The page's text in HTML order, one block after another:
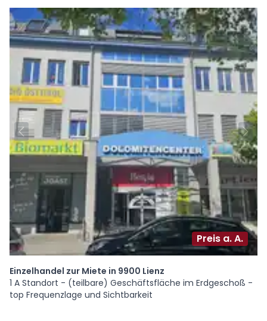
Preis a. A.
Einzelhandel zur Miete in 9900 Lienz
1 A Standort - (teilbare) Geschäftsfläche im Erdgeschoß -
top Frequenzlage und Sichtbarkeit